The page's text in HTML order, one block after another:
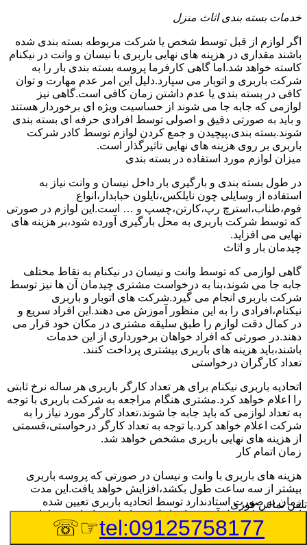
خدمات بسته بندی اثاث منزل
اگر لوازم از قبل توسط شخص یا شرکت مربوطه بسته بندی شده
باشند مقداری در هزینه های نهایی باربری با نیسان و وانت در نیکنام
کاسته خواهد شد.اما گاهی کارفرما پروسه بسته بندی بار را به
شرکت باربری و اتوبار می سپارد.دلیل این امر عدم مهارت و توان
کافی در بسته بندی یا عدم داشتن زمان کافی است.گاهی نیز
لوازمی که جابه جا می شوند از حساسیت ویژه ای برخوردار هستند
و باید به صورتی دقیق و اصولی توسط افرادی حرفه ای بسته بندی
شوند.بسته بندی،پیچیدن و جمع کردن لوازم توسط کادر شرکت
باربری بر روی هزینه های نهایی تاثیرگذار است.
میزان لوازم مورد استفاده در بسته بندی
در طول بسته بندی و بارگیری بار داخل نیسان و وانت نیاز به
استفاده از وسایلی چون نایلکس،نایلون حبابدار،انواع
فوم،طناب،استرچ رپ،کارتن،چسپ و … است.این لوازم در صورتی
که توسط شرکت باربری به محل بارگیری آورده شود،بر هزینه های
نهایی می افزاید.
چیدمان بار و اثاث
گاهی لوازمی که توسط وانت و نیسان در نیکنام به نقاط مختلف
جابه جا می شوند،بنا به درخواست مشتری چیدمان آن ها نیز توسط
شرکت باربری انجام می گیرد.شرکت های اتوبار و باربری
نیکنام،افرادی را به این منظور آموزش می دهند.این افراد سریع و
در کمال دقت لوازم را طبق سلیقه مشتری در مکان خود قرار می
دهند.در صورتی که افراد خواهان برخورداری از این خدمات
باشند،باید هزینه های باربری بیشتری پرداخت کنند.
تعداد کارگران درخواستی
اتحادیه باربری نیکنام برای هر تعداد کارگر باربری هر ساله نرخ ثابتی
را اعلام خواهد کرد.مشتری هنگام مراجعه به شرکت باربری با توجه
به تعداد لوازمی که باید جابه جا شوند،تعداد کارگر مورد نیاز را به
شرکت اعلام خواهد کرد.با توجه به تعداد کارگر درخواستی،قسمتی
از هزینه های نهایی باربری مشخص خواهد شد.
زمان اتمام کار
هزینه های باربری با وانت و نیسان در صورتی که پروسه باربری
بیشتر از سه ساعت طول بکشد،افزایش خواهد یافت.این مدت
زمان به صورت استادندارد توسط اتحادیه باربری تعیین شده
است.عواملی مثل آب وهوا،ترافیک،شرایط جغرافیایی مبدا یا حجم
زیاد لوازم ممکن است باعث افزایش مدت زمان بارگیری و باربری
شوند که افزایش هزینه های باربری را در پی خواهند داشت.
تلفن تماس فوری
tel:09125758177
☞☏